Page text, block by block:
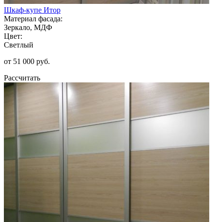
Шкаф-купе Итор
Материал фасада:
Зеркало, МДФ
Цвет:
Светлый
от 51 000 руб.
Рассчитать